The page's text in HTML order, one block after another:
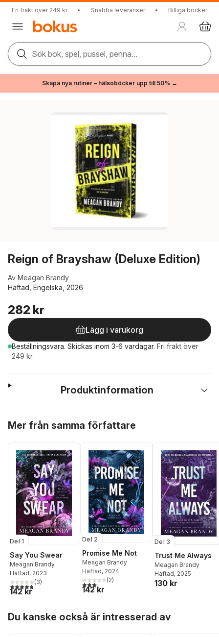
Fri frakt över 249 kr • Snabba leveranser • Billiga böcker
Sök bok, spel, pussel, penna...
Skapa nya rutiner – hälsoböcker upp till 50% →
Reign of Brayshaw (Deluxe Edition)
Av Meagan Brandy
Häftad, Engelska, 2026
282 kr
Lägg i varukorg
Beställningsvara. Skickas inom 3-6 vardagar. Fri frakt över
249 kr.
Produktinformation
Mer från samma författare
Del 1
Say You Swear
Meagan Brandy
Häftad, 2023
4,7utav 5 stjärnor. Totalt antal röster:
(3)
142 kr
Del 2
Promise Me Not
Meagan Brandy
Häftad, 2024
3,0utav 5 stjärnor. Totalt antal röster:
(2)
142 kr
Del 3
Trust Me Always
Meagan Brandy
Häftad, 2025
130 kr
Du kanske också är intresserad av